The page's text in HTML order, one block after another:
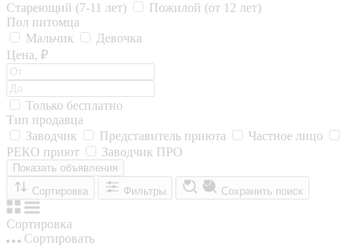
Стареющий (7-11 лет)
Пожилой (от 12 лет)
Пол питомца
Мальчик
Девочка
Цена, ₽
Только бесплатно
Тип продавца
Заводчик
Представитель приюта
Частное лицо
РЕКО приют
Заводчик ПРО
Показать объявления
Сортировка
Фильтры Сохранить поиск
Сортировка
Сортировать